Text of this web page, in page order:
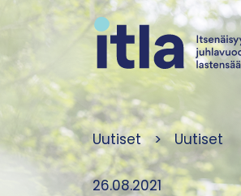
Siirry sisältöön
Uutiset > Uutiset
26.08.2021